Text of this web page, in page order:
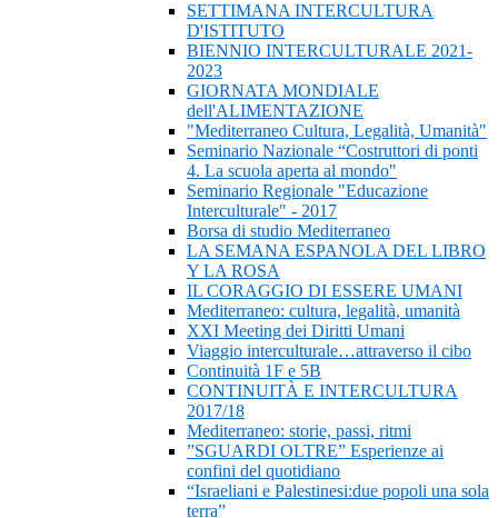
SETTIMANA INTERCULTURA
D'ISTITUTO
BIENNIO INTERCULTURALE 2021-
2023
GIORNATA MONDIALE
dell'ALIMENTAZIONE
"Mediterraneo Cultura, Legalità, Umanità"
Seminario Nazionale “Costruttori di ponti
4. La scuola aperta al mondo"
Seminario Regionale "Educazione
Interculturale" - 2017
Borsa di studio Mediterraneo
LA SEMANA ESPANOLA DEL LIBRO
Y LA ROSA
IL CORAGGIO DI ESSERE UMANI
Mediterraneo: cultura, legalità, umanità
XXI Meeting dei Diritti Umani
Viaggio interculturale…attraverso il cibo
Continuità 1F e 5B
CONTINUITÀ E INTERCULTURA
2017/18
Mediterraneo: storie, passi, ritmi
”SGUARDI OLTRE” Esperienze ai
confini del quotidiano
“Israeliani e Palestinesi:due popoli una sola
terra”